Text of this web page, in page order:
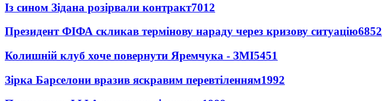
Із сином Зідана розірвали контракт7012
Президент ФІФА скликав термінову нараду через кризову ситуацію6852
Колишній клуб хоче повернути Яремчука - ЗМІ5451
Зірка Барселони вразив яскравим перевтіленням1992